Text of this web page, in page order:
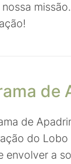
nossa
de
de
do
envolver a